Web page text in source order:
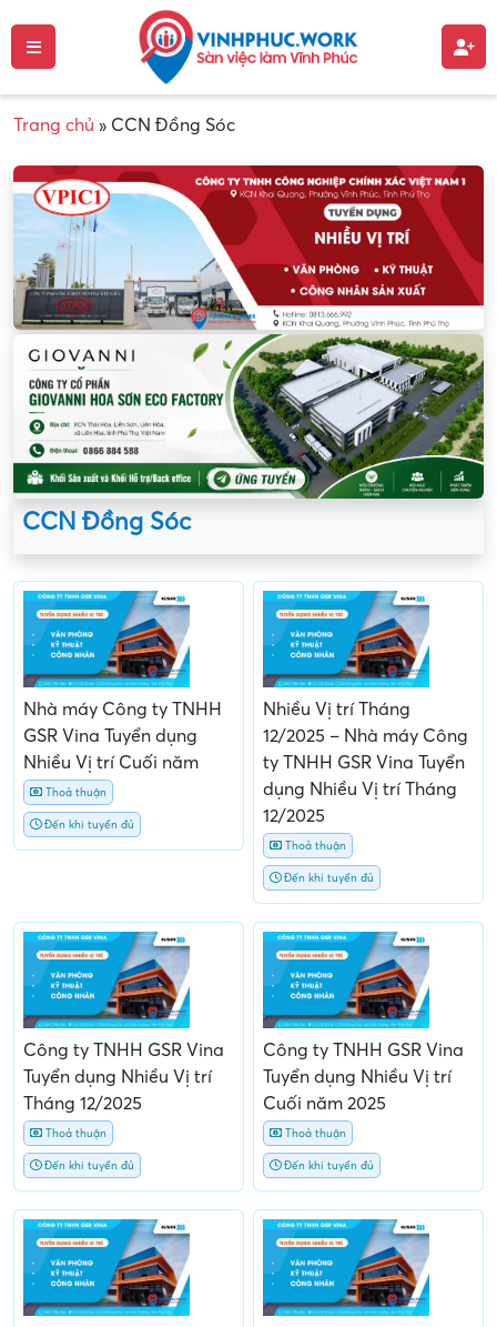
Trang chủ » CCN Đồng Sóc
CCN Đồng Sóc
Nhà máy Công ty TNHH
GSR Vina Tuyển dụng
Nhiều Vị trí Cuối năm
Thoả thuận
Đến khi tuyển đủ
Nhiều Vị trí Tháng
12/2025 – Nhà máy Công
ty TNHH GSR Vina Tuyển
dụng Nhiều Vị trí Tháng
12/2025
Thoả thuận
Đến khi tuyển đủ
Công ty TNHH GSR Vina
Tuyển dụng Nhiều Vị trí
Tháng 12/2025
Thoả thuận
Đến khi tuyển đủ
Công ty TNHH GSR Vina
Tuyển dụng Nhiều Vị trí
Cuối năm 2025
Thoả thuận
Đến khi tuyển đủ